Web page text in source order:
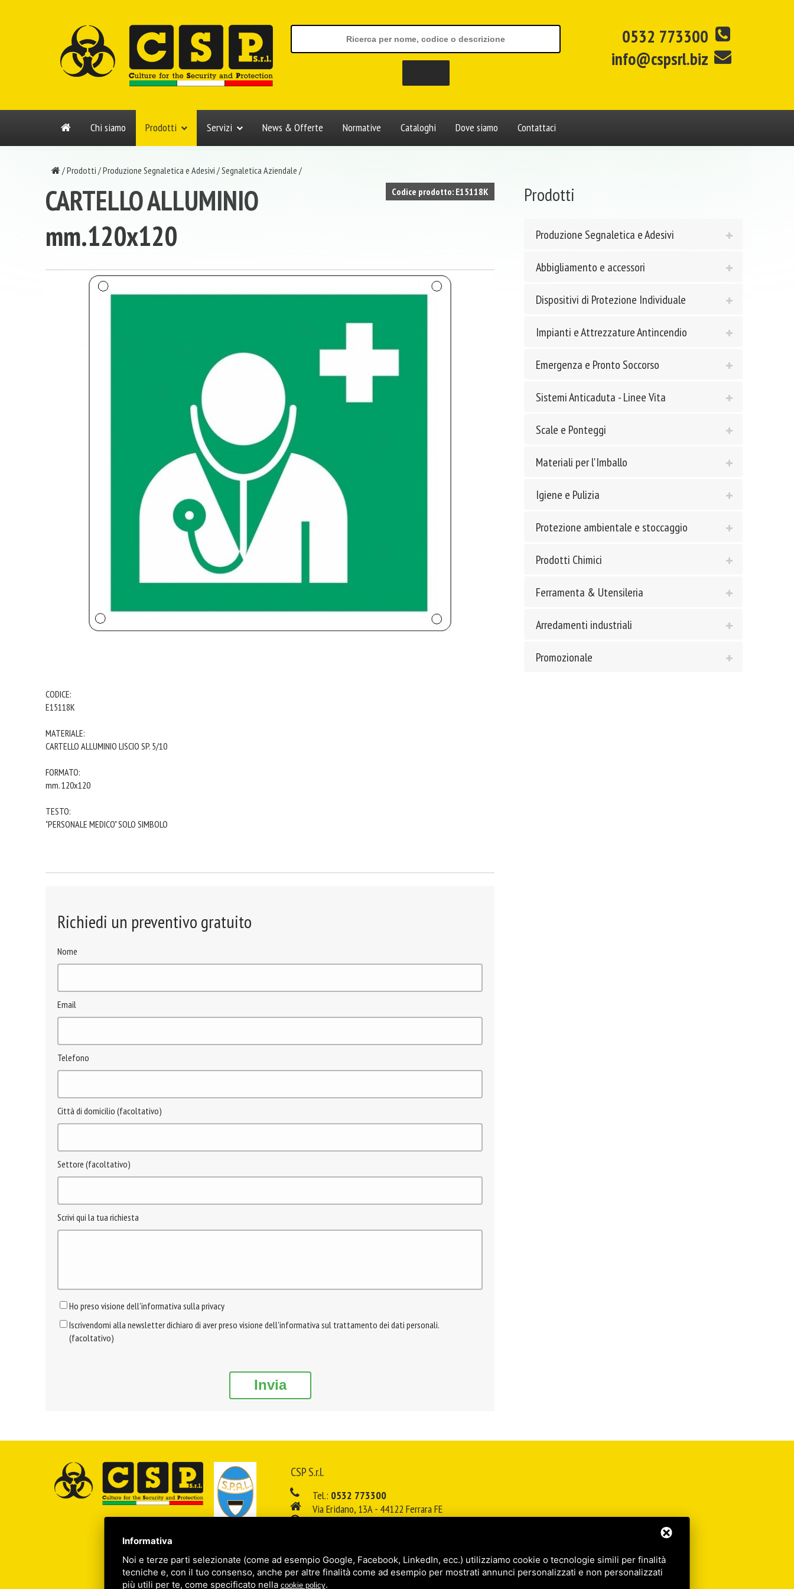
0532 773300
info@cspsrl.biz
Chi siamo Prodotti Servizi News & Offerte Normative Cataloghi Dove siamo Contattaci
/Prodotti /Produzione Segnaletica e Adesivi /Segnaletica Aziendale /
Codice prodotto: E15118K
CARTELLO ALLUMINIO
mm.120x120
CODICE:
E15118K
MATERIALE:
CARTELLO ALLUMINIO LISCIO SP. 5/10
FORMATO:
mm. 120x120
TESTO:
"PERSONALE MEDICO" SOLO SIMBOLO
Richiedi un preventivo gratuito
Nome
Email
Telefono
Città di domicilio (facoltativo)
Settore (facoltativo)
Scrivi qui la tua richiesta
Ho preso visione dell'informativa sulla privacy
Iscrivendomi alla newsletter dichiaro di aver preso visione dell'informativa sul trattamento dei dati personali.
(facoltativo)
Invia
Prodotti
Produzione Segnaletica e Adesivi
Abbigliamento e accessori
Dispositivi di Protezione Individuale
Impianti e Attrezzature Antincendio
Emergenza e Pronto Soccorso
Sistemi Anticaduta - Linee Vita
Scale e Ponteggi
Materiali per l'Imballo
Igiene e Pulizia
Protezione ambientale e stoccaggio
Prodotti Chimici
Ferramenta & Utensileria
Arredamenti industriali
Promozionale
CSP S.r.l.
Tel.: 0532 773300
Via Eridano, 13A - 44122 Ferrara FE
Sitemap/ Privacy policy/Legal
Informativa
Noi e terze parti selezionate (come ad esempio Google, Facebook, LinkedIn, ecc.) utilizziamo cookie o tecnologie simili per finalità
tecniche e, con il tuo consenso, anche per altre finalità come ad esempio per mostrati annunci personalizzati e non personalizzati
più utili per te, come specificato nella cookie policy.